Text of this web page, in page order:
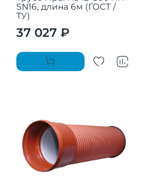
SN16, длина 6м (ГОСТ /
ТУ)
37 027 ₽